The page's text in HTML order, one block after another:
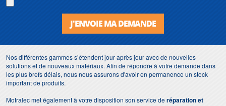
J'ENVOIE MA DEMANDE
Nos différentes gammes s’étendent jour après jour avec de nouvelles
solutions et de nouveaux matériaux. Afin de répondre à votre demande dans
les plus brefs délais, nous nous assurons d'avoir en permanence un stock
important de produits.
Motralec met également à votre disposition son service deréparation et